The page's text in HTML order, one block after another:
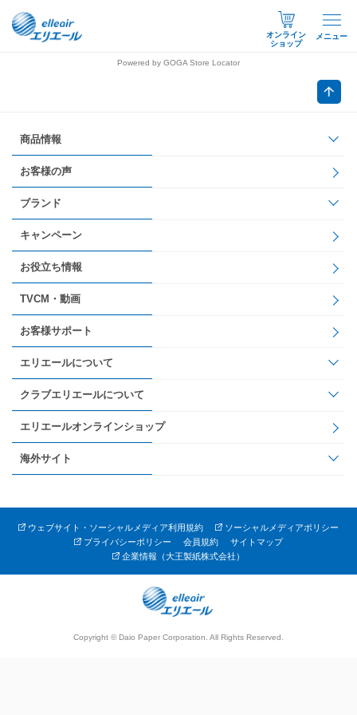
オンライン
ショップ
メニュー
Powered by GOGA Store Locator
商品情報
お客様の声
ブランド
キャンペーン
お役立ち情報
TVCM・動画
お客様サポート
エリエールについて
クラブエリエールについて
エリエールオンラインショップ
海外サイト
ウェブサイト・ソーシャルメディア利用規約
ソーシャルメディアポリシー
プライバシーポリシー
会員規約
サイトマップ
企業情報（大王製紙株式会社）
Copyright © Daio Paper Corporation. All Rights Reserved.